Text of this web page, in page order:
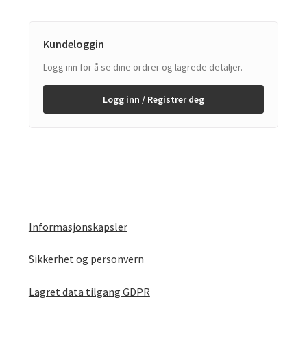
Kundeloggin
Logg inn for å se dine ordrer og lagrede detaljer.
Logg inn / Registrer deg
Informasjonskapsler
Sikkerhet og personvern
Lagret data tilgang GDPR